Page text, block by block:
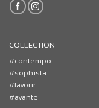
COLLECTION
#contempo
#sophista
#favorir
#avante